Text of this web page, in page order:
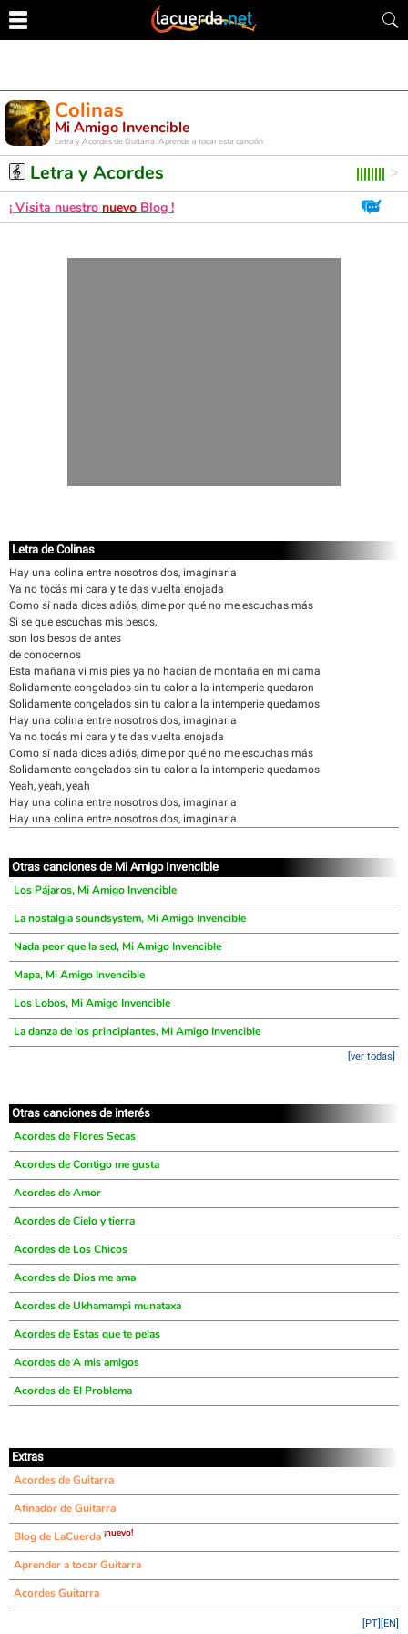
Colinas
Mi Amigo Invencible
Letra y Acordes de Guitarra. Aprende a tocar esta canción
Letra y Acordes
¡ Visita nuestro nuevo Blog !
Letra de Colinas
Hay una colina entre nosotros dos, imaginaria
Ya no tocás mi cara y te das vuelta enojada
Como sí nada dices adiós, dime por qué no me escuchas más
Si se que escuchas mis besos,
son los besos de antes
de conocernos
Esta mañana vi mis pies ya no hacían de montaña en mi cama
Solidamente congelados sin tu calor a la intemperie quedaron
Solidamente congelados sin tu calor a la intemperie quedamos
Hay una colina entre nosotros dos, imaginaria
Ya no tocás mi cara y te das vuelta enojada
Como sí nada dices adiós, dime por qué no me escuchas más
Solidamente congelados sin tu calor a la intemperie quedamos
Yeah, yeah, yeah
Hay una colina entre nosotros dos, imaginaria
Hay una colina entre nosotros dos, imaginaria
Otras canciones de Mi Amigo Invencible
Los Pájaros, Mi Amigo Invencible
La nostalgia soundsystem, Mi Amigo Invencible
Nada peor que la sed, Mi Amigo Invencible
Mapa, Mi Amigo Invencible
Los Lobos, Mi Amigo Invencible
La danza de los principiantes, Mi Amigo Invencible
[ver todas]
Otras canciones de interés
Acordes de Flores Secas
Acordes de Contigo me gusta
Acordes de Amor
Acordes de Cielo y tierra
Acordes de Los Chicos
Acordes de Dios me ama
Acordes de Ukhamampi munataxa
Acordes de Estas que te pelas
Acordes de A mis amigos
Acordes de El Problema
Extras
Acordes de Guitarra
Afinador de Guitarra
Blog de LaCuerda ¡nuevo!
Aprender a tocar Guitarra
Acordes Guitarra
[EN]
[PT]